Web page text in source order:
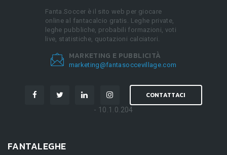
Fanta.Soccer è il sito web per giocare
online al fantacalcio gratis. Leghe private,
leghe pubbliche, probabili formazioni, voti
live, statistiche, quotazioni calciatori.
MARKETING E PUBBLICITÀ
marketing@fantasoccevillage.com
CONTATTACI
- 10.1.0.204
FANTALEGHE